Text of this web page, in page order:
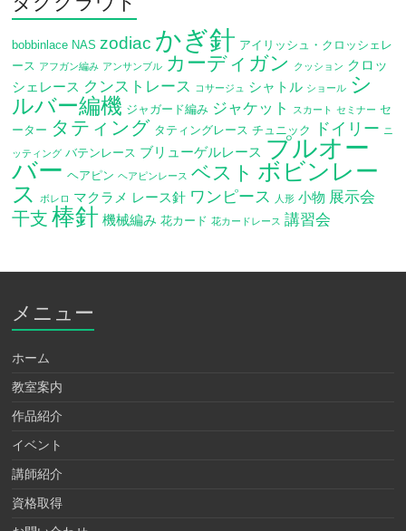
bobbinlace NAS zodiac かぎ針 アイリッシュ・クロッシェレ
ース アフガン編み アンサンブル カーディガン クッション クロッ
シェレース クンストレース コサージュ シャトル ショール シ
ルバー編機 ジャガード編み ジャケット スカート セミナー セ
ーター タティング タティングレース チュニック ドイリー ニ
ッティング バテンレース ブリューゲルレース プルオー
バー ヘアピン ヘアピンレース ベスト ボビンレー
ス
ボレロ マクラメ レース針 ワンピース 人形 小物 展示会
干支 棒針 機械編み 花カード 花カードレース 講習会
メニュー
ホーム
教室案内
作品紹介
イベント
講師紹介
資格取得